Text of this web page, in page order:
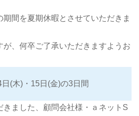
間を夏期休暇とさせていただきま
が、何卒ご了承いただきますようお
(木)・15日(金)の3日間
ました、顧問会社様・ａネットS